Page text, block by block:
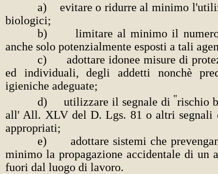
a) evitare o ridurre al minimo
biologici;
b)
limitare al minimo il
anche solo potenzialmente esposti a tali
c)
adottare idonee misure di
ed individuali, degli addetti nonchè
igieniche adeguate;
d)
utilizzare il segnale di "rischio
all' All. XLV del D. Lgs. 81 o altri segnali
appropriati;
e)
adottare sistemi che
minimo la propagazione accidentale di un
fuori dal luogo di lavoro.